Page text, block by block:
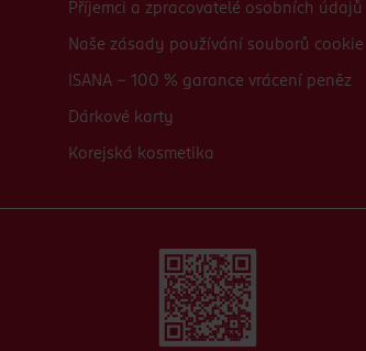
Příjemci a zpracovatelé osobních údajů
Naše zásady používání souborů cookie
ISANA - 100 % garance vrácení peněz
Dárkové karty
Korejská kosmetika